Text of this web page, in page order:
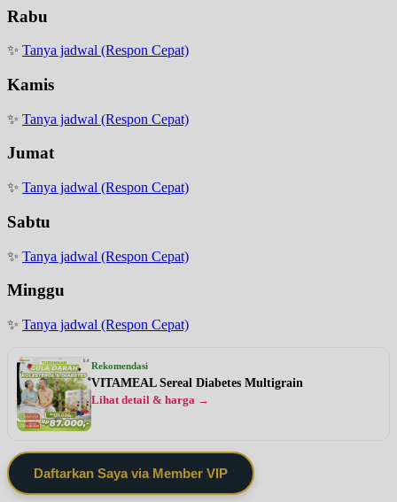
Rabu
✨ Tanya jadwal (Respon Cepat)
Kamis
✨ Tanya jadwal (Respon Cepat)
Jumat
✨ Tanya jadwal (Respon Cepat)
Sabtu
✨ Tanya jadwal (Respon Cepat)
Minggu
✨ Tanya jadwal (Respon Cepat)
Rekomendasi
VITAMEAL Sereal Diabetes Multigrain
Lihat detail & harga →
Daftarkan Saya via Member VIP